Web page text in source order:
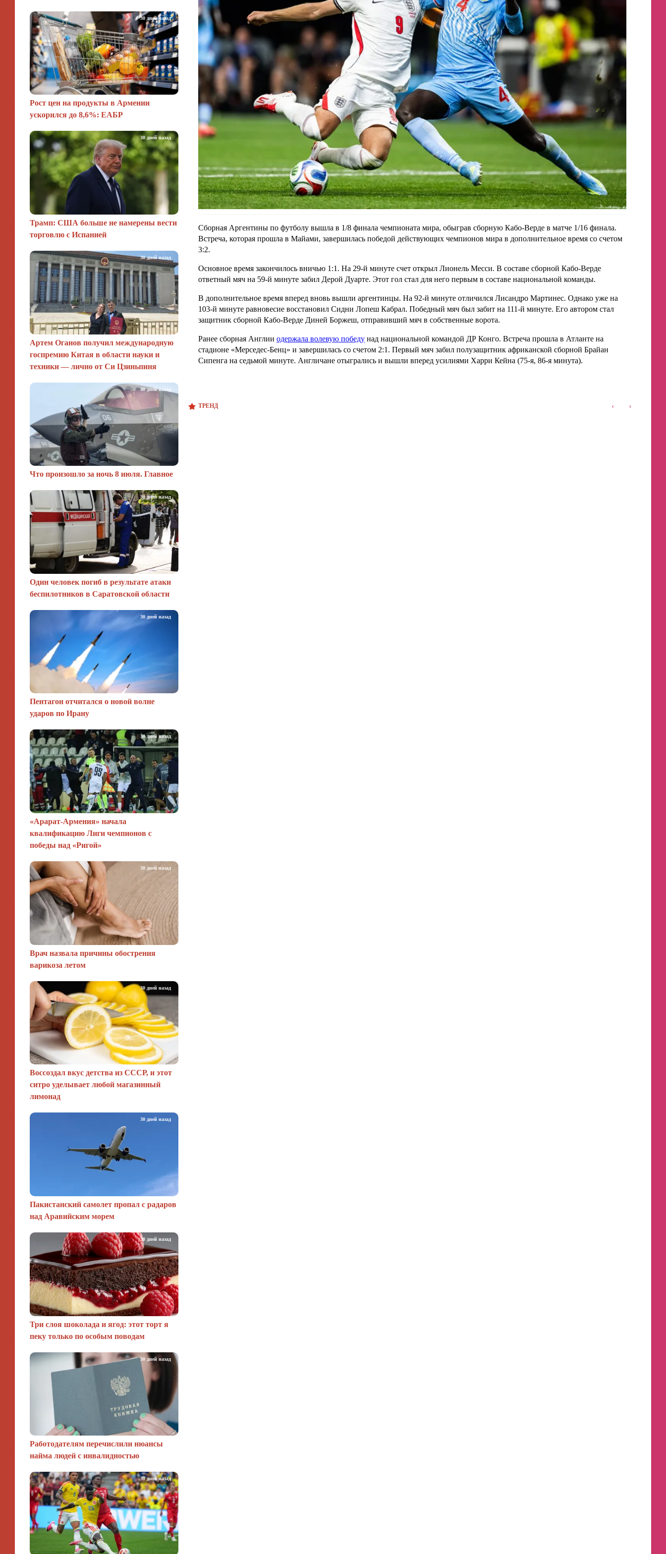
Рост цен на продукты в Армении
ускорился до 8,6%: ЕАБР
30 дней назад
Трамп: США больше не намерены вести
торговлю с Испанией
30 дней назад
Артем Оганов получил международную
госпремию Китая в области науки и
техники — лично от Си Цзиньпиня
30 дней назад
Что произошло за ночь 8 июля. Главное
30 дней назад
Один человек погиб в результате атаки
беспилотников в Саратовской области
30 дней назад
Пентагон отчитался о новой волне
ударов по Ирану
30 дней назад
«Арарат‑Армения» начала
квалификацию Лиги чемпионов с
победы над «Ригой»
30 дней назад
Врач назвала причины обострения
варикоза летом
30 дней назад
Воссоздал вкус детства из СССР, и этот
ситро уделывает любой магазинный
лимонад
30 дней назад
Пакистанский самолет пропал с радаров
над Аравийским морем
30 дней назад
Три слоя шоколада и ягод: этот торт я
пеку только по особым поводам
30 дней назад
Работодателям перечислили нюансы
найма людей с инвалидностью
30 дней назад
30 дней назад
Сборная Аргентины по футболу вышла в 1/8 финала чемпионата мира, обыграв сборную Кабо-Верде в матче 1/16 финала.
Встреча, которая прошла в Майами, завершилась победой действующих чемпионов мира в дополнительное время со счетом
3:2.
Основное время закончилось вничью 1:1. На 29-й минуте счет открыл Лионель Месси. В составе сборной Кабо-Верде
ответный мяч на 59-й минуте забил Дерой Дуарте. Этот гол стал для него первым в составе национальной команды.
В дополнительное время вперед вновь вышли аргентинцы. На 92-й минуте отличился Лисандро Мартинес. Однако уже на
103-й минуте равновесие восстановил Сидни Лопеш Кабрал. Победный мяч был забит на 111-й минуте. Его автором стал
защитник сборной Кабо-Верде Диней Боржеш, отправивший мяч в собственные ворота.
Ранее сборная Англии одержала волевую победу над национальной командой ДР Конго. Встреча прошла в Атланте на
стадионе «Мерседес-Бенц» и завершилась со счетом 2:1. Первый мяч забил полузащитник африканской сборной Брайан
Сипенга на седьмой минуте. Англичане отыгрались и вышли вперед усилиями Харри Кейна (75-я, 86-я минута).
ТРЕНД ‹ ›